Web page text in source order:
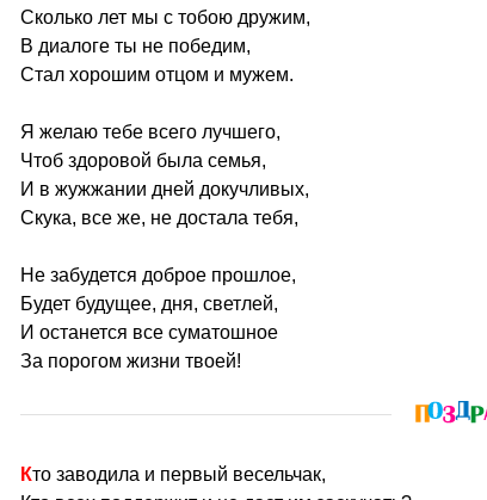
Сколько лет мы с тобою дружим,
В диалоге ты не победим,
Стал хорошим отцом и мужем.
Я желаю тебе всего лучшего,
Чтоб здоровой была семья,
И в жужжании дней докучливых,
Скука, все же, не достала тебя,
Не забудется доброе прошлое,
Будет будущее, дня, светлей,
И останется все суматошное
За порогом жизни твоей!
Кто заводила и первый весельчак,